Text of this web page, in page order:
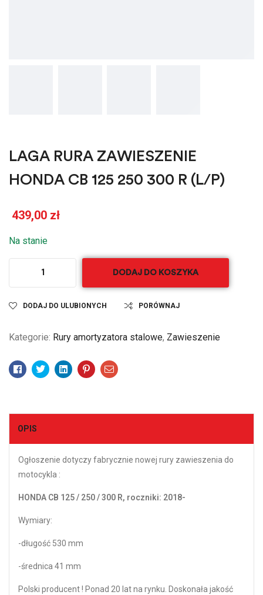
LAGA RURA ZAWIESZENIE
HONDA CB 125 250 300 R (L/P)
439,00 zł
Na stanie
DODAJ DO KOSZYKA
DODAJ DO ULUBIONYCH PORÓWNAJ
Kategorie: Rury amortyzatora stalowe, Zawieszenie
Facebook
TwitterLinkedinPinterestEmail
OPIS
Ogłoszenie dotyczy fabrycznie nowej rury zawieszenia do
motocykla :
HONDA CB 125 / 250 / 300 R, roczniki: 2018-
Wymiary:
-długość 530 mm
-średnica 41 mm
Polski producent ! Ponad 20 lat na rynku. Doskonała jakość